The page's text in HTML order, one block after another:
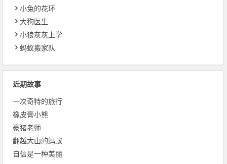
小兔的花环
大狗医生
小狼灰灰上学
蚂蚁搬家队
近期故事
一次奇特的旅行
橡皮膏小熊
豪猪老师
翻越大山的蚂蚁
自信是一种美丽